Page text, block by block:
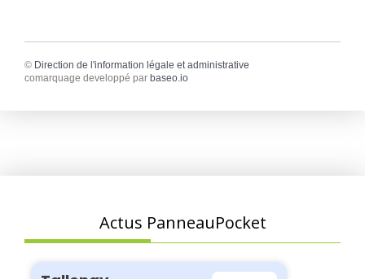
© Direction de l'information légale et administrative
comarquage developpé par baseo.io
Actus PanneauPocket